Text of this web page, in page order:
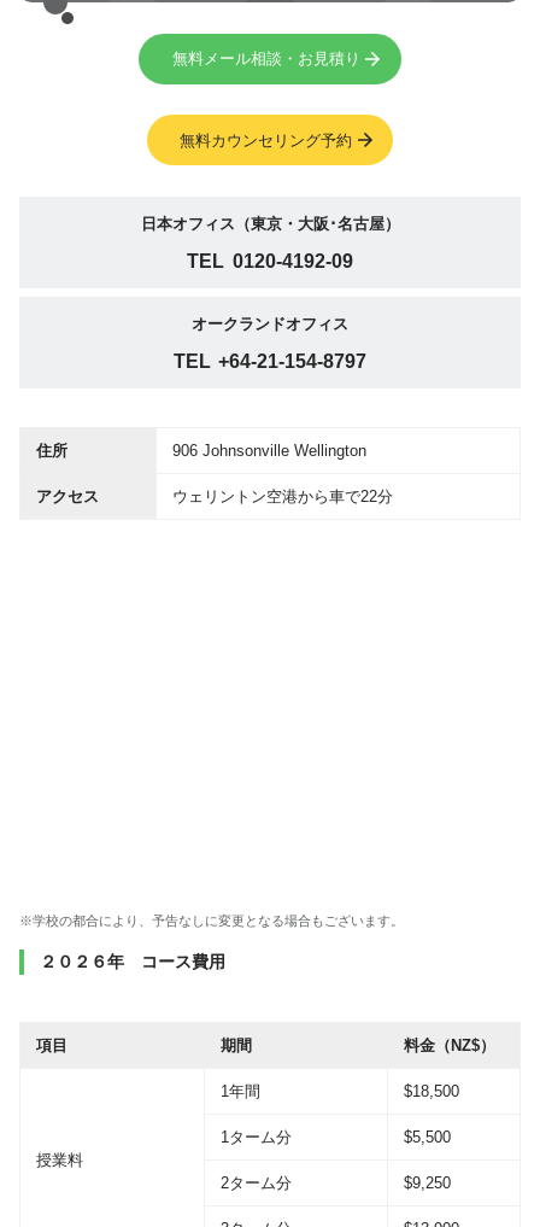
無料メール相談・お見積り
無料カウンセリング予約
日本オフィス（東京・大阪･名古屋）
TEL 0120-4192-09
オークランドオフィス
TEL +64-21-154-8797
住所 906 Johnsonville Wellington
アクセス ウェリントン空港から車で22分
※学校の都合により、予告なしに変更となる場合もございます。
２０２６年 コース費用
項目 期間 料金（NZ$）
授業料
1年間 $18,500
1ターム分 $5,500
2ターム分 $9,250